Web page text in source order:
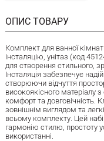
ОПИС ТОВАРУ
Комплект для ванної
інсталяцію, унітаз (код
для створення стильного,
Інсталяція забезпечує
створюючи відчуття
високоякісного
комфорт та довговічність.
зовнішнім виглядом та
всьому комплекту. Цей
гармонію стилю, простоту
використанні.